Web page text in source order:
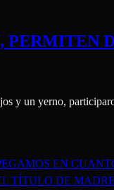
y un yerno,
EN
TÍTULO DE